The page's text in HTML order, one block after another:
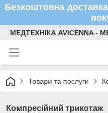
Безкоштовна
МЕДТЕХНІКА AVICENNA -
Товари та послуги
Компресійний трикотаж